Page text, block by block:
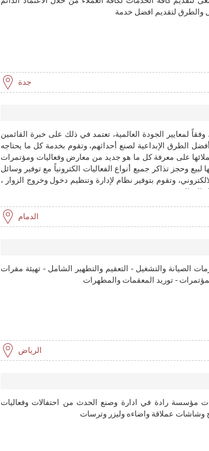
والطرق لتقديم افضل خدمة
جدة
لمعايير الجودة العالمية، تعتمد في ذلك على خبرة القائمين
الطرق الإبداعية لصنع أحداثهم، وتقوم بخدمة كل ما يحتاجه
على معرفة كل ما هو جديد من معارض وفعاليات ومؤتمرات
وحجز تذاكر جميع أنواع الفعاليات الكترونياً مع توفير وسائل
وتقوم بتوفير نظام لإدارة وتنظيم دخول وخروج الزوار ،
الدمام
الصيانة والتشغيل - التعقيم والتطهير الشامل - تهيئة مقرات
- توريد المعقمات والمطهرات
الرياض
مؤسسة رادة في ادارة وصنع الحدث من احتفالات وفعاليات
وشاشات عملاقة واضاءه وليزر وترسات